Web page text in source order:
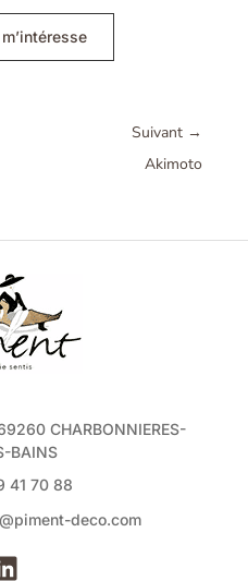
Suivant →
Akimoto
CHARBONNIERES-
BAINS
41 70 88
deco.com